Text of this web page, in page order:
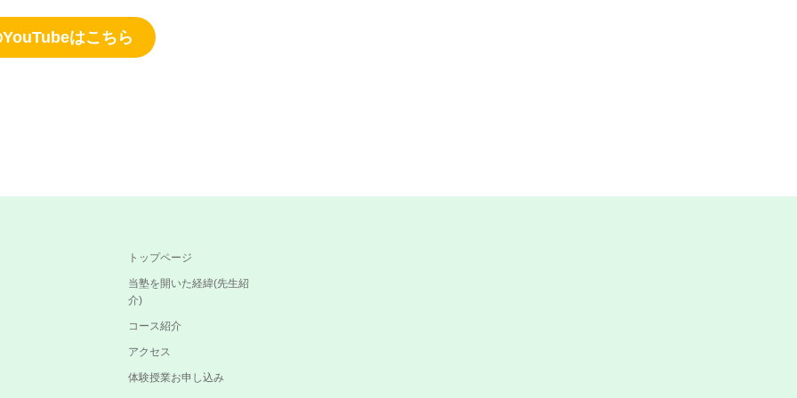
はこちら
トップページ
当塾を開いた経緯(先生紹
介)
コース紹介
アクセス
体験授業お申し込み